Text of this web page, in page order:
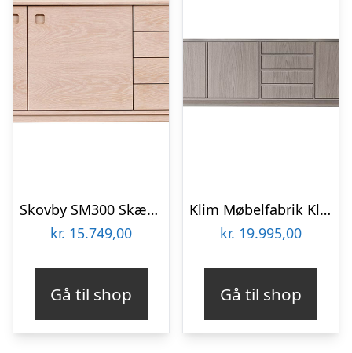
Skovby SM300 Skænk
kr. 15.749,00
Gå til shop
Klim Møbelfabrik Klim Furniture Skænk N400 – Flere varianter : Erling Christensen Møbler : Erling Christensen Møbler
kr. 19.995,00
Gå til shop